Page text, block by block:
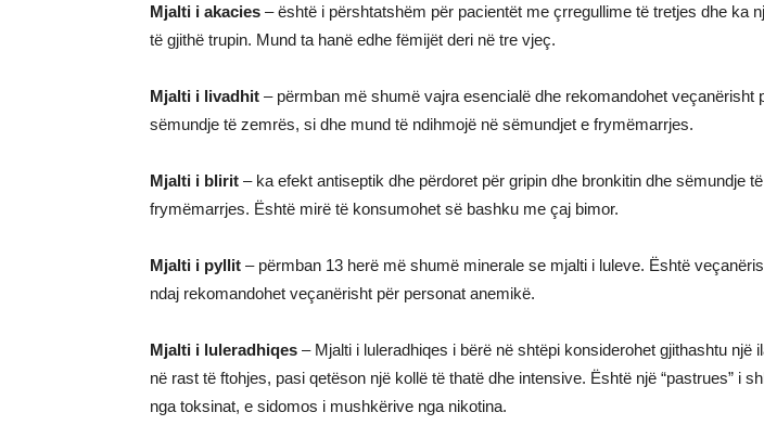
Mjalti i akacies – është i përshtatshëm për pacientët me çrregullime të tretjes dhe ka
të gjithë trupin. Mund ta hanë edhe fëmijët deri në tre vjeç.
Mjalti i livadhit – përmban më shumë vajra esencialë dhe rekomandohet veçanërisht
sëmundje të zemrës, si dhe mund të ndihmojë në sëmundjet e frymëmarrjes.
Mjalti i blirit – ka efekt antiseptik dhe përdoret për gripin dhe bronkitin dhe sëmundje
frymëmarrjes. Është mirë të konsumohet së bashku me çaj bimor.
Mjalti i pyllit – përmban 13 herë më shumë minerale se mjalti i luleve. Është
ndaj rekomandohet veçanërisht për personat anemikë.
Mjalti i luleradhiqes – Mjalti i luleradhiqes i bërë në shtëpi konsiderohet gjithashtu një
në rast të ftohjes, pasi qetëson një kollë të thatë dhe intensive. Është një “pastrues” i
nga toksinat, e sidomos i mushkërive nga nikotina.